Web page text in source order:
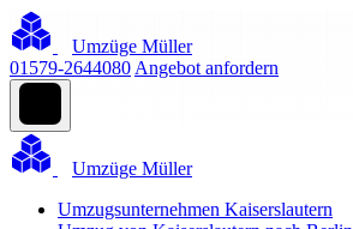
Umzüge Müller
01579-2644080 Angebot anfordern
Umzüge Müller
Umzugsunternehmen Kaiserslautern